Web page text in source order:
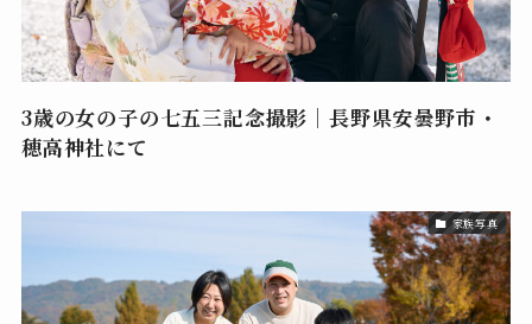
3歳の女の子の七五三記念撮影｜長野県安曇野市・
穂高神社にて
家族写真